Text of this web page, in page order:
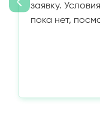
заявку.
пока нет,